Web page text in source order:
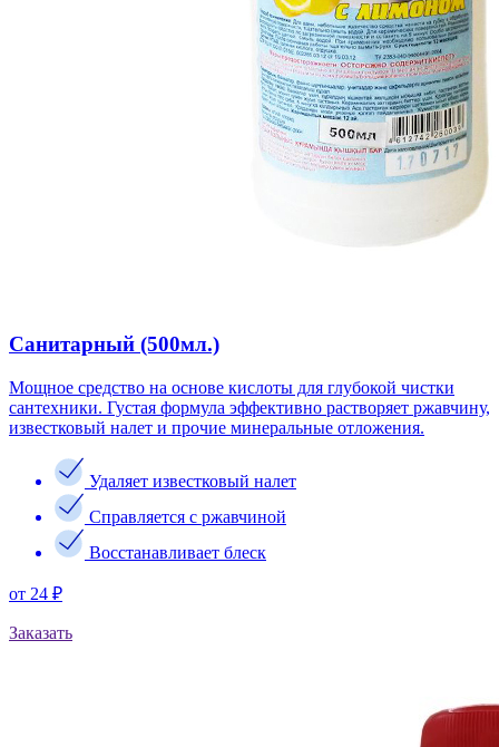
Санитарный (500мл.)
Мощное средство на основе кислоты для глубокой чистки
сантехники. Густая формула эффективно растворяет ржавчину,
известковый налет и прочие минеральные отложения.
Удаляет известковый налет
Справляется с ржавчиной
Восстанавливает блеск
от 24 ₽
Заказать